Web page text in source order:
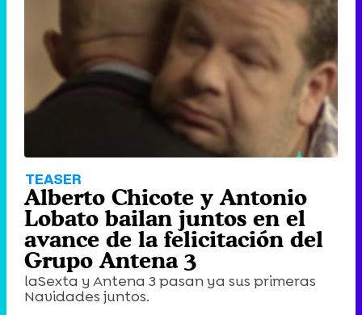
TEASER
Alberto Chicote y Antonio
Lobato bailan juntos en el
avance de la felicitación del
Grupo Antena 3
laSexta y Antena 3 pasan ya sus primeras
Navidades juntos.